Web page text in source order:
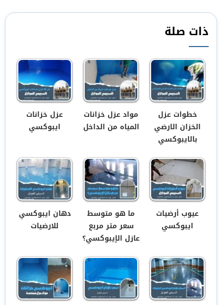
ذات صلة
خطوات عزل
الخزان الارضي
بالايبوكسي
مواد عزل خزانات
المياه من الداخل
عزل خزانات
ايبوكسي
عيوب أرضيات
ايبوكسي
ما هو متوسط
سعر متر مربع
عازل الإيبوكسي؟
دهان ايبوكسي
للارضيات